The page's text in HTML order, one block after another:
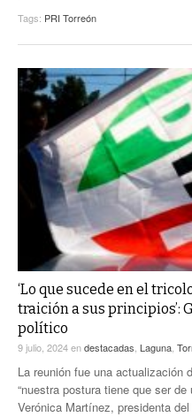
Tags: PRI Torreón
‘Lo que sucede en el
traición a sus principios’:
político
9 julio, 2024endestacadas, Laguna,
La reunión fue una actualización
“nuestra postura tiene que ser
Verónica Martínez, presidenta